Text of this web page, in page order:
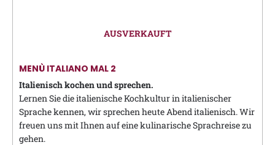
AUSVERKAUFT
MENÙ ITALIANO MAL 2
Italienisch kochen und sprechen.
Lernen Sie die italienische Kochkultur in italienischer
Sprache kennen, wir sprechen heute Abend italienisch. Wir
freuen uns mit Ihnen auf eine kulinarische Sprachreise zu
gehen.